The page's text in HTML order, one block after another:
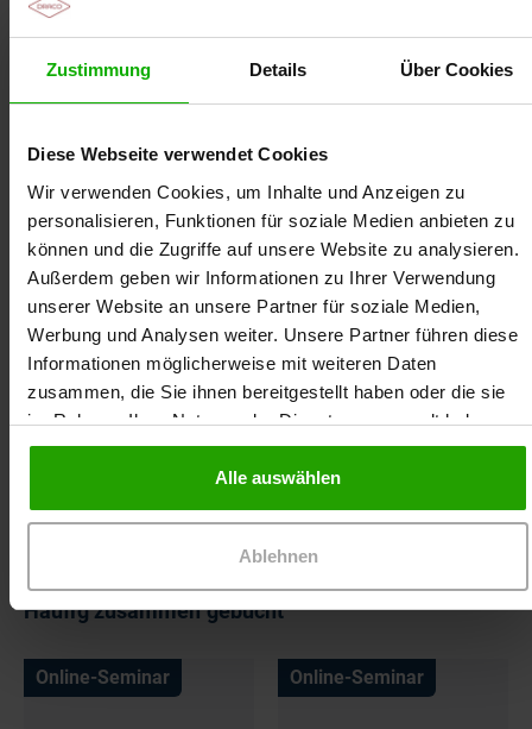
Zustimmung Details Über Cookies
Diese Webseite verwendet Cookies
Wir verwenden Cookies, um Inhalte und Anzeigen zu
personalisieren, Funktionen für soziale Medien anbieten zu
können und die Zugriffe auf unsere Website zu analysieren.
Außerdem geben wir Informationen zu Ihrer Verwendung
unserer Website an unsere Partner für soziale Medien,
Werbung und Analysen weiter. Unsere Partner führen diese
Informationen möglicherweise mit weiteren Daten
zusammen, die Sie ihnen bereitgestellt haben oder die sie
im Rahmen Ihrer Nutzung der Dienste gesammelt haben.
Alle auswählen
Ablehnen
Daniel Finke ist Apotheker und neben dieser
Tätigkeit seit mehreren Jahren als Referent für
zahlreiche Apothekerkammern, Verbände und
Pflegeeinrichtungen tätig. Sein Schwerpunkt liegt
auf den praxisrelevanten Themen aus der
Selbstmedikation, der leitliniengerechten Therapie
und der Arzneimittel-Therapie-Sicherheit der
Häufig zusammen gebucht
Online-Seminar Online-Seminar